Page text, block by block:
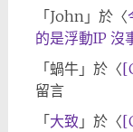
「John 」於〈
的是浮動IP 沒
「蝸牛」於〈
留言
「大致 」於〈